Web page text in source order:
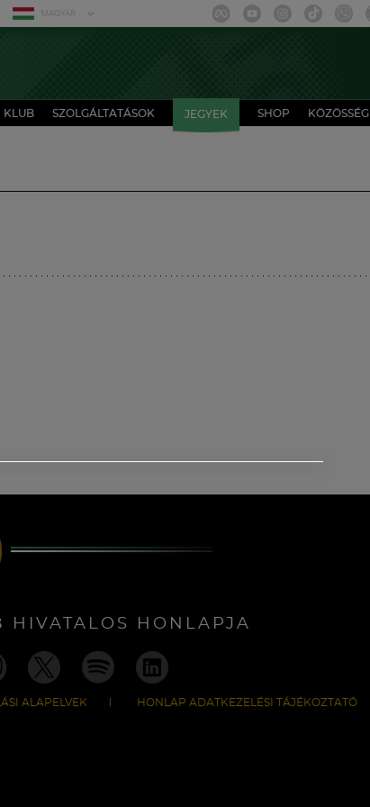
MAGYAR
KLUB SZOLGÁLTATÁSOK JEGYEK SHOP KÖZÖSSÉG
HIVATALOS HONLAPJA
ALAPELVEK HONLAP ADATKEZELÉSI TÁJÉKOZTATÓ